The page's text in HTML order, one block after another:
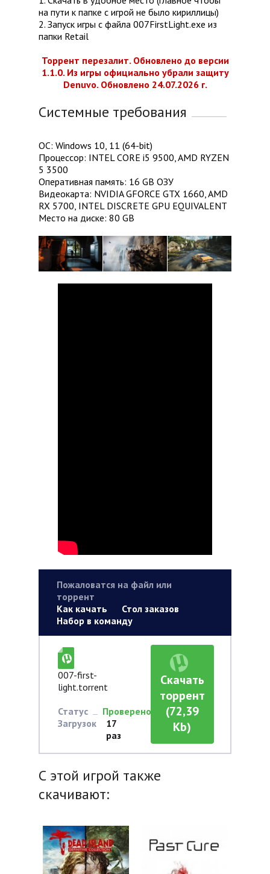
на пути к папке с игрой не было кириллицы)
2. Запуск игры с файла 007FirstLight.exe из
папки Retail
Торрент перезалит. Обновлено до версии
1.1.0. Из игры официально убрали защиту
Denuvo. Обновлено 24.07.2026 г.
Системные требования
ОС: Windows 10, 11 (64-bit)
Процессор: INTEL CORE i5 9500, AMD RYZEN
5 3500
Оперативная память: 16 GB ОЗУ
Видеокарта: NVIDIA GFORCE GTX 1660, AMD
RX 5700, INTEL DISCRETE GPU EQUIVALENT
Место на диске: 80 GB
Пожаловатся на файл или
торрент
Как качать
Стол заказов
Набор в команду
007-first-
light.torrent
Статус
Проверено
Загрузок
17
раз
Скачать
торрент
(72,39
Kb)
С этой игрой также
скачивают: